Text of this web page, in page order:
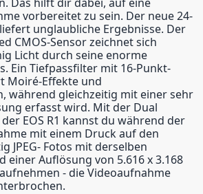
vorbereitet zu sein. Der neue 24-
unglaubliche Ergebnisse. Der
CMOS-Sensor zeichnet sich
Licht durch seine enorme
Ein Tiefpassfilter mit 16-Punkt-
Moiré-Effekte und
während gleichzeitig mit einer sehr
erfasst wird. Mit der Dual
EOS R1 kannst du während der
mit einem Druck auf den
JPEG- Fotos mit derselben
einer Auflösung von 5.616 x 3.168
- die Videoaufnahme